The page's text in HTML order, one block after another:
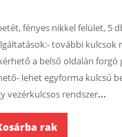
fényes nikkel felület, 5
további kulcsok
a belső oldalán
lehet egyforma kulcsú
vezérkulcsos rendszer...
rak
290